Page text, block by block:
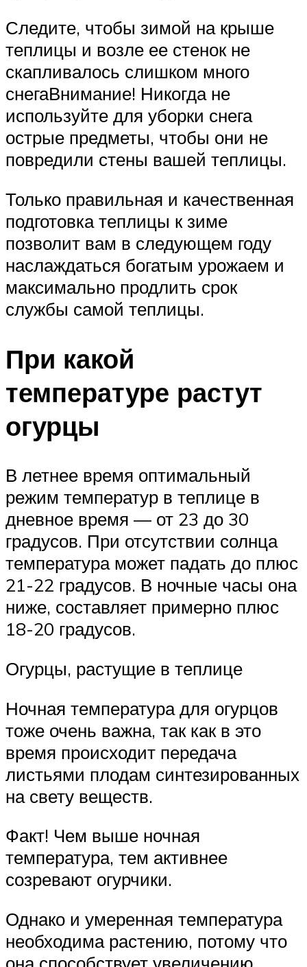
Следите, чтобы зимой на крыше
теплицы и возле ее стенок не
скапливалось слишком много
снегаВнимание! Никогда не
используйте для уборки снега
острые предметы, чтобы они не
повредили стены вашей теплицы.
Только правильная и качественная
подготовка теплицы к зиме
позволит вам в следующем году
наслаждаться богатым урожаем и
максимально продлить срок
службы самой теплицы.
При какой
температуре растут
огурцы
В летнее время оптимальный
режим температур в теплице в
дневное время — от 23 до 30
градусов. При отсутствии солнца
температура может падать до плюс
21-22 градусов. В ночные часы она
ниже, составляет примерно плюс
18-20 градусов.
Огурцы, растущие в теплице
Ночная температура для огурцов
тоже очень важна, так как в это
время происходит передача
листьями плодам синтезированных
на свету веществ.
Факт! Чем выше ночная
температура, тем активнее
созревают огурчики.
Однако и умеренная температура
необходима растению, потому что